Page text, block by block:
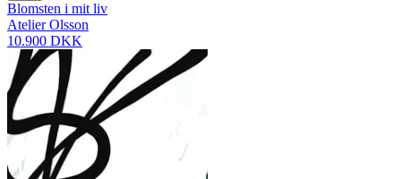
Blomsten i mit liv
Atelier Olsson
10.900 DKK